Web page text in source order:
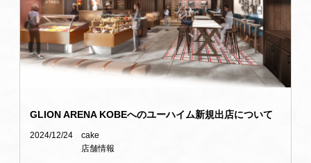
GLION ARENA KOBEへのユーハイム新規出店について
2024/12/24
cake
店舗情報